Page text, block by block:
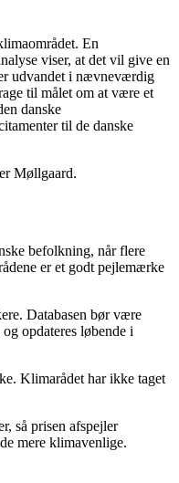
En
viser, at det vil give en
udvandet i nævneværdig
til målet om at være et
danske
til de danske
Møllgaard.
befolkning, når flere
er et godt pejlemærke
Databasen bør være
opdateres løbende i
Klimarådet har ikke taget
så prisen afspejler
mere klimavenlige.